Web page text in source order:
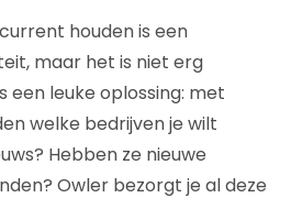
houden is een
maar het is niet erg
een leuke oplossing: met
welke bedrijven je wilt
Hebben ze nieuwe
Owler bezorgt je al deze